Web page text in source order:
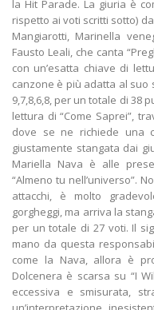
la Hit Parade. La giuria è
rispetto ai voti scritti sotto)
Mangiarotti, Marinella
Fausto Leali, che canta
con un’esatta chiave di
canzone è più adatta al suo
9,7,8,6,8, per un totale di 38
lettura di “Come Saprei”,
dove se ne richiede una
giustamente stangata dai
Mariella Nava è alle
“Almeno tu nell’universo”.
attacchi, è molto
gorgheggi, ma arriva la
per un totale di 27 voti. Il
mano da questa
come la Nava, allora è
Dolcenera è scarsa su “I
eccessiva e smisurata,